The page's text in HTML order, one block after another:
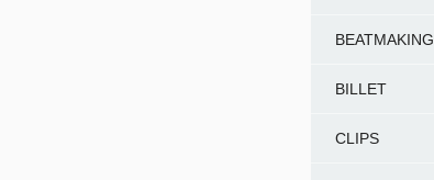
BEATMAKING
BILLET
CLIPS